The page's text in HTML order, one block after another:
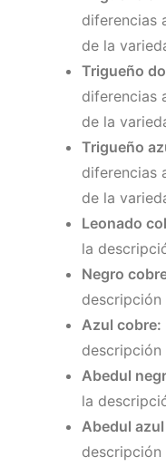
diferencias
de la
Trigueño
diferencias
de la
Trigueño
diferencias
de la
Leonado
la
Negro
descripción
Azul cobre:
descripción
Abedul
la
Abedul
descripción